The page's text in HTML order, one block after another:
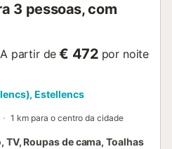
3 pessoas, com
A partir de € 472 por noite
Estellencs
1 km para o centro da cidade
Roupas de cama, Toalhas